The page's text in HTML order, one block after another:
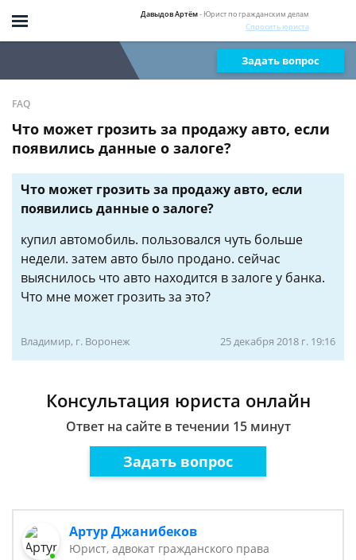
Давыдов Артём- Юрист по гражданским делам
Спросить юриста
Задать вопрос
FAQ
Что может грозить за продажу авто, если
появились данные о залоге?
Что может грозить за продажу авто, если
появились данные о залоге?
купил автомобиль. пользовался чуть больше
недели. затем авто было продано. сейчас
выяснилось что авто находится в залоге у банка.
Что мне может грозить за это?
Владимир, г. Воронеж 25 декабря 2018 г. 19:16
Консультация юриста онлайн
Ответ на сайте в течении 15 минут
Задать вопрос
Артур Джанибеков
Юрист, адвокат гражданского права